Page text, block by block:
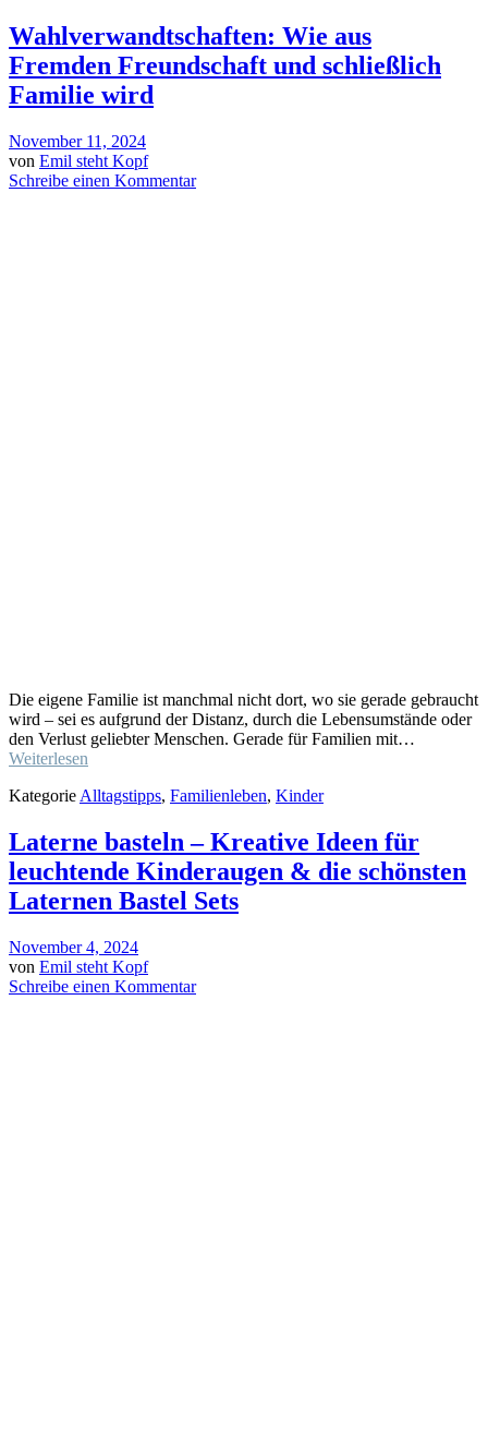
Wahlverwandtschaften: Wie aus
Fremden Freundschaft und schließlich
Familie wird
November 11, 2024
von Emil steht Kopf
Schreibe einen Kommentar
Die eigene Familie ist manchmal nicht dort, wo sie gerade gebraucht
wird – sei es aufgrund der Distanz, durch die Lebensumstände oder
den Verlust geliebter Menschen. Gerade für Familien mit…
Weiterlesen
Kategorie Alltagstipps, Familienleben, Kinder
Laterne basteln – Kreative Ideen für
leuchtende Kinderaugen & die schönsten
Laternen Bastel Sets
November 4, 2024
von Emil steht Kopf
Schreibe einen Kommentar